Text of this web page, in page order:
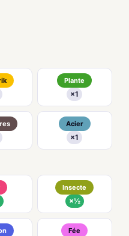
Plante
×1
Acier
×1
Insecte
×½
Fée